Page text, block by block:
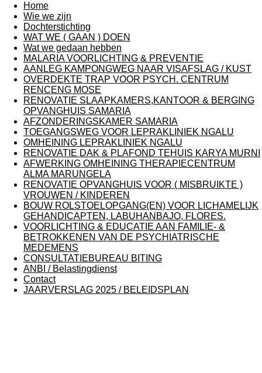
Home
Wie we zijn
Dochterstichting
WAT WE ( GAAN ) DOEN
Wat we gedaan hebben
MALARIA VOORLICHTING & PREVENTIE
AANLEG KAMPONGWEG NAAR VISAFSLAG / KUST
OVERDEKTE TRAP VOOR PSYCH. CENTRUM
RENCENG MOSE
RENOVATIE SLAAPKAMERS,KANTOOR & BERGING
OPVANGHUIS SAMARIA
AFZONDERINGSKAMER SAMARIA
TOEGANGSWEG VOOR LEPRAKLINIEK NGALU
OMHEINING LEPRAKLINIEK NGALU
RENOVATIE DAK & PLAFOND TEHUIS KARYA MURNI
AFWERKING OMHEINING THERAPIECENTRUM
ALMA MARUNGELA
RENOVATIE OPVANGHUIS VOOR ( MISBRUIKTE )
VROUWEN / KINDEREN
BOUW ROLSTOELOPGANG(EN) VOOR LICHAMELIJK
GEHANDICAPTEN, LABUHANBAJO, FLORES.
VOORLICHTING & EDUCATIE AAN FAMILIE- &
BETROKKENEN VAN DE PSYCHIATRISCHE
MEDEMENS
CONSULTATIEBUREAU BITING
ANBI / Belastingdienst
Contact
JAARVERSLAG 2025 / BELEIDSPLAN